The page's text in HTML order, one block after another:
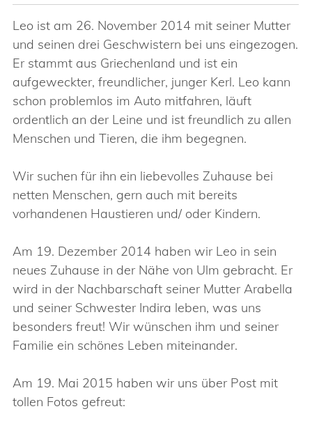
Leo ist am 26. November 2014 mit seiner Mutter
und seinen drei Geschwistern bei uns eingezogen.
Er stammt aus Griechenland und ist ein
aufgeweckter, freundlicher, junger Kerl. Leo kann
schon problemlos im Auto mitfahren, läuft
ordentlich an der Leine und ist freundlich zu allen
Menschen und Tieren, die ihm begegnen.
Wir suchen für ihn ein liebevolles Zuhause bei
netten Menschen, gern auch mit bereits
vorhandenen Haustieren und/ oder Kindern.
Am 19. Dezember 2014 haben wir Leo in sein
neues Zuhause in der Nähe von Ulm gebracht. Er
wird in der Nachbarschaft seiner Mutter Arabella
und seiner Schwester Indira leben, was uns
besonders freut! Wir wünschen ihm und seiner
Familie ein schönes Leben miteinander.
Am 19. Mai 2015 haben wir uns über Post mit
tollen Fotos gefreut: